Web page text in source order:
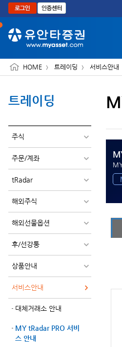
본문으로 바로가기
HOME 트레이딩 서비스안내
트레이딩
주식
주문/계좌
tRadar
해외주식
해외선물옵션
후/선강퉁
상품안내
서비스안내
대체거래소 안내
MY tRadar PRO 서비
스 안내